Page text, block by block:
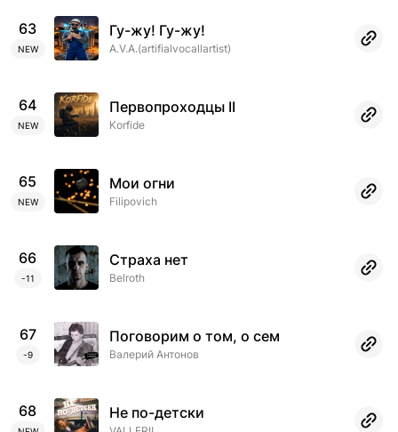
63
NEW
Гу-жу! Гу-жу!
A.V.A.(artifialvocallartist)
64
NEW
Первопроходцы II
Korfide
65
NEW
Мои огни
Filipovich
66
-11
Страха нет
Belroth
67
-9
Поговорим о том, о сем
Валерий Антонов
68 Не по-детски